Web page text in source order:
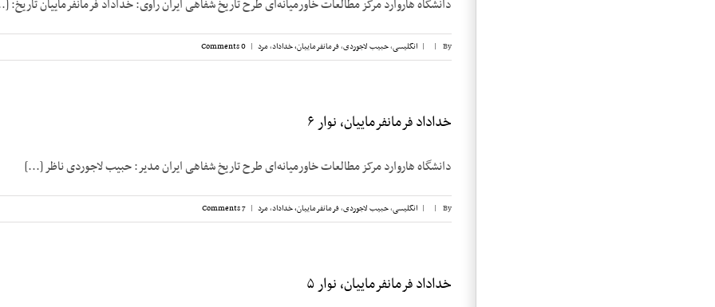
دانشگاه هاروارد مرکز مطالعات خاورمیانه‌ای طرح تاریخ شفاهی ایران راوی: خداداد فرمانفرماییان تاریخ:
By
|
| انگلیسی,حبیب لاجوردی,فرمانفرماییان، خداداد,مرد |
0 Comments
خداداد فرمانفرماییان، نوار ۶
دانشگاه هاروارد مرکز مطالعات خاورمیانه‌ای طرح تاریخ شفاهی ایران مدیر: حبیب لاجوردی ناظر [...]
By
|
| انگلیسی,حبیب لاجوردی,فرمانفرماییان، خداداد,مرد |
7 Comments
خداداد فرمانفرماییان، نوار ۵